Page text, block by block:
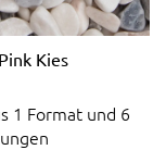
Kies
1 Format und 6